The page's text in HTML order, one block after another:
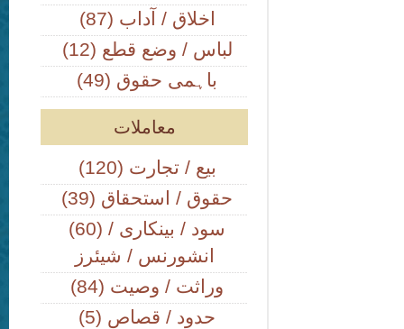
(87) اخلاق / آداب
(12) لباس / وضع قطع
(49) باہمی حقوق
معاملات
(120) بیع / تجارت
(39) حقوق / استحقاق
(60) سود / بینکاری /
انشورنس / شیئرز
(84) وراثت / وصیت
(5) حدود / قصاص